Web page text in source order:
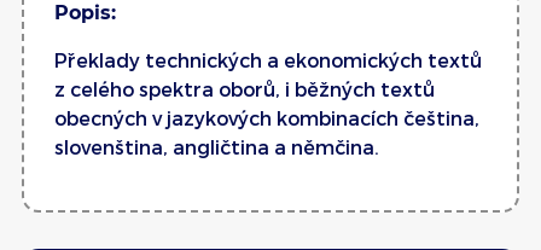
Popis:
Překlady technických a ekonomických textů
z celého spektra oborů, i běžných textů
obecných v jazykových kombinacích čeština,
slovenština, angličtina a němčina.